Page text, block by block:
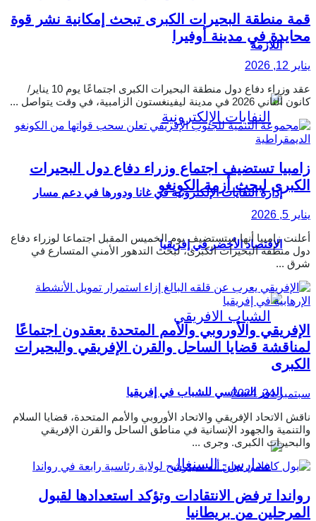
اللازمة
إدارة النفايات الإلكترونية في غانا ودورها في دعم مسار
الاقتصاد الأخضر في إفريقيا
الدور السياسي للشباب في إفريقيا
قمة منطقة البحيرات الكبرى تبحث إمكانية نشر قوة
محايدة في مدينة أوفيرا
يناير 12, 2026
عقد وزراء دفاع دول منطقة البحيرات الكبرى اجتماعًا يوم 10 يناير/
كانون الثاني 2026 في مدينة ليفينغستون الزامبية، في وقت يتواصل ...
زامبيا تستضيف اجتماع وزراء دفاع دول البحيرات
الكبرى لبحث أزمة الكونغو
يناير 5, 2026
أعلنت زامبيا أنها ستستضيف يوم الخميس المقبل اجتماعا لوزراء دفاع
دول منطقة البحيرات الكبرى، لبحث التدهور الأمني المتسارع في
شرق ...
الإفريقي والأوروبي والأمم المتحدة يعقدون اجتماعًا
لمناقشة قضايا الساحل والقرن الإفريقي والبحيرات
الكبرى
سبتمبر 24, 2024
ناقش الاتحاد الإفريقي والاتحاد الأوروبي والأمم المتحدة، قضايا السلام
والتنمية والجهود الإنسانية في مناطق الساحل والقرن الإفريقي
والبحيرات الكبرى. وجرى ...
رواندا ترفض الانتقادات وتؤكد استعدادها لقبول
المرحلين من بريطانيا